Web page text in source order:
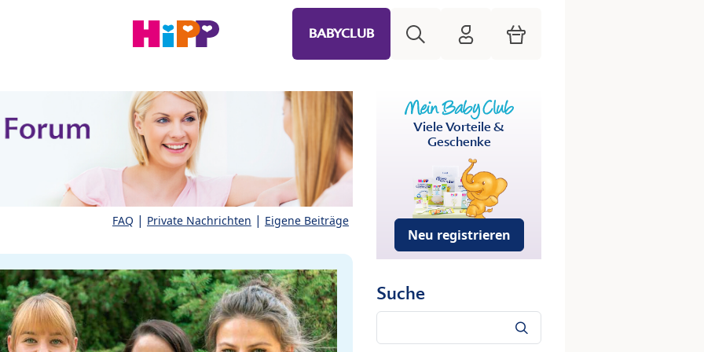
BABYCLUB HiPP Mein Babyclub
Warenkorb
FAQ | Private Nachrichten | Eigene Beiträge
Viele Vorteile &
Geschenke
Neu registrieren
Suche